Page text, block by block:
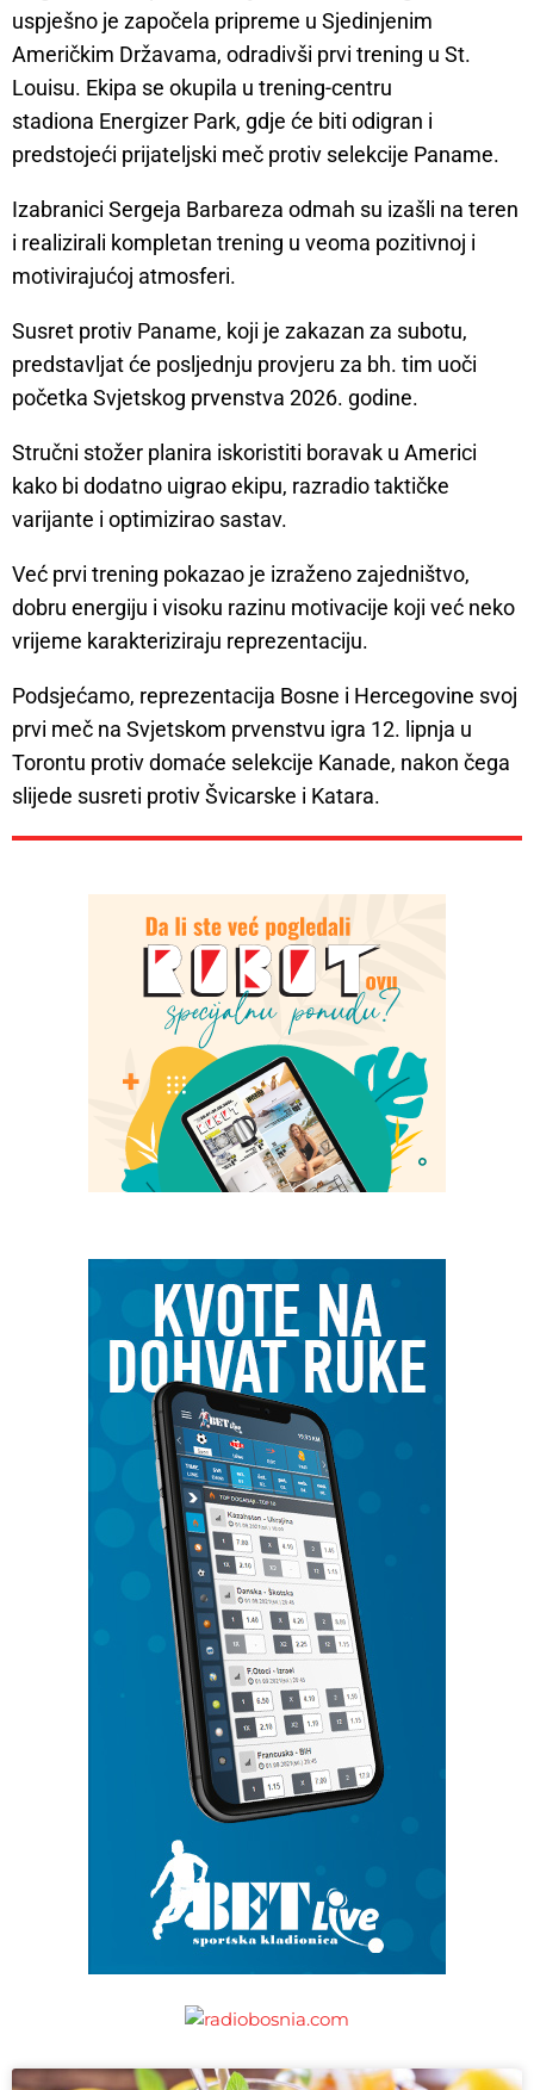
uspješno je započela pripreme u Sjedinjenim
Američkim Državama, odradivši prvi trening u St.
Louisu. Ekipa se okupila u trening-centru
stadiona Energizer Park, gdje će biti odigran i
predstojeći prijateljski meč protiv selekcije Paname.
Izabranici Sergeja Barbareza odmah su izašli na teren
i realizirali kompletan trening u veoma pozitivnoj i
motivirajućoj atmosferi.
Susret protiv Paname, koji je zakazan za subotu,
predstavljat će posljednju provjeru za bh. tim uoči
početka Svjetskog prvenstva 2026. godine.
Stručni stožer planira iskoristiti boravak u Americi
kako bi dodatno uigrao ekipu, razradio taktičke
varijante i optimizirao sastav.
Već prvi trening pokazao je izraženo zajedništvo,
dobru energiju i visoku razinu motivacije koji već neko
vrijeme karakteriziraju reprezentaciju.
Podsjećamo, reprezentacija Bosne i Hercegovine svoj
prvi meč na Svjetskom prvenstvu igra 12. lipnja u
Torontu protiv domaće selekcije Kanade, nakon čega
slijede susreti protiv Švicarske i Katara.